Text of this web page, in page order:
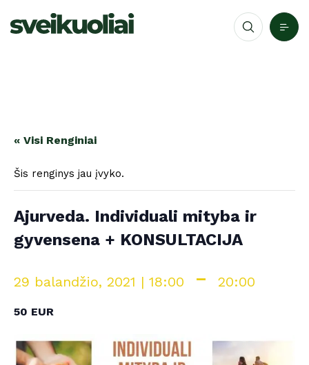
« Visi Renginiai
Šis renginys jau įvyko.
Ajurveda. Individuali mityba ir
gyvensena + KONSULTACIJA
29 balandžio, 2021 | 18:00 - 20:00
50 EUR